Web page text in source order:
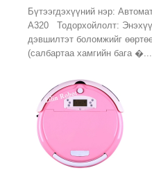
Бүтээгдэхүүний нэр:
A320 Тодорхойлолт:
дэвшилтэт боломжийг
(салбартаа хамгийн бага �...